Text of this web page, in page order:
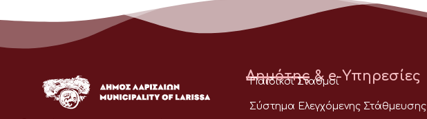
Δημότης & e-Υπηρεσίες
Παιδικοί Σταθμοί
Σύστημα Ελεγχόμενης Στάθμευσης